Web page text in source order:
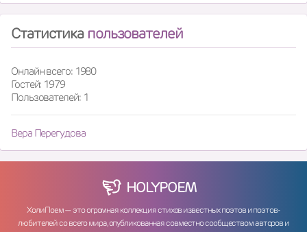
Статистика пользователей
Онлайн всего: 1980
Гостей: 1979
Пользователей: 1
Вера Перегудова
HOLYPOEM
ХолиПоем — это огромная коллекция стихов известных поэтов и поэтов-
любителей со всего мира, опубликованная совместно сообществом авторов и